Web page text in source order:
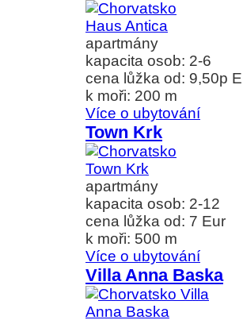
apartmány
kapacita osob: 2-6
cena lůžka od: 9,50p
k moři: 200 m
Více o ubytování
Town Krk
apartmány
kapacita osob: 2-12
cena lůžka od: 7 Eur
k moři: 500 m
Více o ubytování
Villa Anna Baska